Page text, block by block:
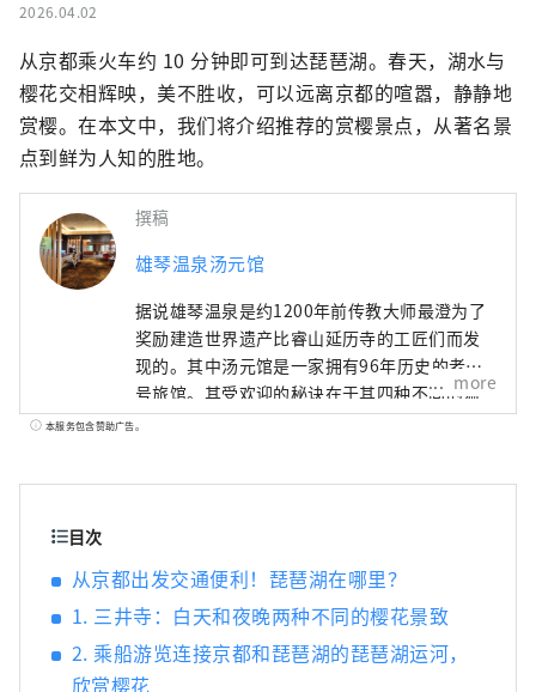
2026.04.02
从京都乘火车约 10 分钟即可到达琵琶湖。春天，湖水与
樱花交相辉映，美不胜收，可以远离京都的喧嚣，静静地
赏樱。在本文中，我们将介绍推荐的赏樱景点，从著名景
点到鲜为人知的胜地。
撰稿
雄琴温泉汤元馆
据说雄琴温泉是约1200年前传教大师最澄为了
奖励建造世界遗产比睿山延历寺的工匠们而发
现的。其中汤元馆是一家拥有96年历史的老字
号旅馆。其受欢迎的秘诀在于其四种不同的温
泉，包括位于 11 楼可以俯瞰琵琶湖的露天浴池
让您可以感受到大自然的温暖和日本文化。
more
本服务包含赞助广告。
目次
从京都出发交通便利！琵琶湖在哪里？
1. 三井寺：白天和夜晚两种不同的樱花景致
2. 乘船游览连接京都和琵琶湖的琵琶湖运河，
欣赏樱花